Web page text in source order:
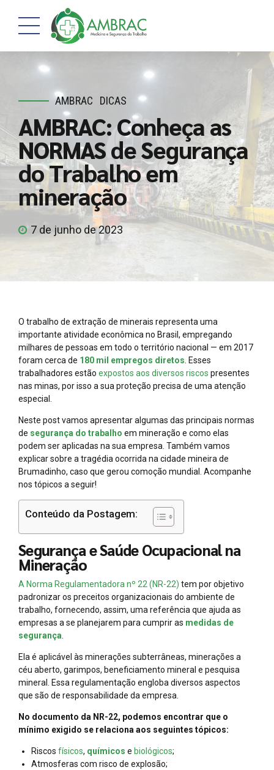
AMBRAC DICAS
AMBRAC: Conheça as
NORMAS de Segurança
do Trabalho em
mineração
7 de junho de 2023
O trabalho de extração de minerais representa uma
importante atividade econômica no Brasil, empregando
milhares de pessoas em todo o território nacional — em 2017
foram cerca de 180 mil empregos diretos . Esses
trabalhadores estão expostos aos diversos riscos presentes
nas minas, por isso a sua proteção precisa de uma atenção
especial.
Neste post vamos apresentar algumas das principais normas
de segurança do trabalho em mineração e como elas
podem ser aplicadas na sua empresa. Também vamos
explicar sobre a tragédia ocorrida na cidade mineira de
Brumadinho, caso que gerou comoção mundial. Acompanhe
nos tópicos a seguir!
Conteúdo da Postagem:
Segurança e Saúde Ocupacional na
Mineração
A Norma Regulamentadora nº 22 (NR-22) tem por objetivo
padronizar os preceitos organizacionais do ambiente de
trabalho, fornecendo, assim, uma referência que ajuda as
empresas a se planejarem para cumprir as medidas de
segurança
Ela é aplicável às minerações subterrâneas, minerações a
céu aberto, garimpos, beneficiamento mineral e pesquisa
mineral. Essa regulamentação engloba diversos aspectos
que são de responsabilidade da empresa.
No documento da NR-22, podemos encontrar que o
mínimo exigido se relaciona aos seguintes tópicos:
Riscos físicos, químicos e biológicos;
Atmosferas com risco de explosão;